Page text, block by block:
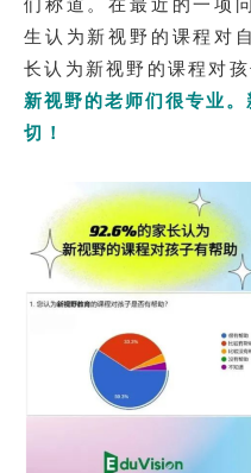
们称道。在最近的一项
生认为新视野的课程对
长认为新视野的课程对孩
新视野的老师们很专业
切！